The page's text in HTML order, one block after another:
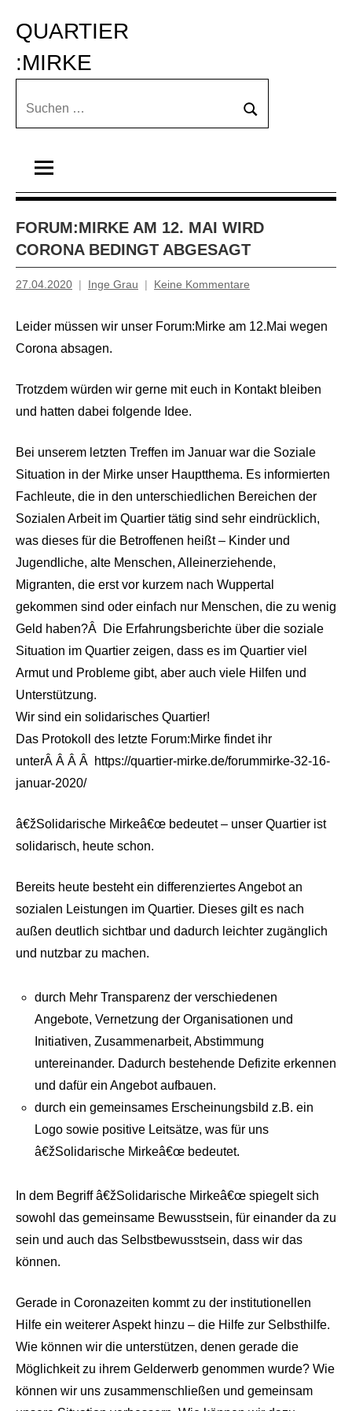
Inhalt
springen
QUARTIER
:MIRKE
Suchen
Suchen
FORUM:MIRKE AM 12. MAI WIRD
CORONA BEDINGT ABGESAGT
27.04.2020 Inge Grau Keine Kommentare
Leider müssen wir unser Forum:Mirke am 12.Mai wegen
Corona absagen.
Trotzdem würden wir gerne mit euch in Kontakt bleiben
und hatten dabei folgende Idee.
Bei unserem letzten Treffen im Januar war die Soziale
Situation in der Mirke unser Hauptthema. Es informierten
Fachleute, die in den unterschiedlichen Bereichen der
Sozialen Arbeit im Quartier tätig sind sehr eindrücklich,
was dieses für die Betroffenen heißt – Kinder und
Jugendliche, alte Menschen, Alleinerziehende,
Migranten, die erst vor kurzem nach Wuppertal
gekommen sind oder einfach nur Menschen, die zu wenig
Geld haben?Â Die Erfahrungsberichte über die soziale
Situation im Quartier zeigen, dass es im Quartier viel
Armut und Probleme gibt, aber auch viele Hilfen und
Unterstützung.
Wir sind ein solidarisches Quartier!
Das Protokoll des letzte Forum:Mirke findet ihr
unterÂ Â Â Â https://quartier-mirke.de/forummirke-32-16-
januar-2020/
â€žSolidarische Mirkeâ€œ bedeutet – unser Quartier ist
solidarisch, heute schon.
Bereits heute besteht ein differenziertes Angebot an
sozialen Leistungen im Quartier. Dieses gilt es nach
außen deutlich sichtbar und dadurch leichter zugänglich
und nutzbar zu machen.
durch Mehr Transparenz der verschiedenen
Angebote, Vernetzung der Organisationen und
Initiativen, Zusammenarbeit, Abstimmung
untereinander. Dadurch bestehende Defizite erkennen
und dafür ein Angebot aufbauen.
durch ein gemeinsames Erscheinungsbild z.B. ein
Logo sowie positive Leitsätze, was für uns
â€žSolidarische Mirkeâ€œ bedeutet.
In dem Begriff â€žSolidarische Mirkeâ€œ spiegelt sich
sowohl das gemeinsame Bewusstsein, für einander da zu
sein und auch das Selbstbewusstsein, dass wir das
können.
Gerade in Coronazeiten kommt zu der institutionellen
Hilfe ein weiterer Aspekt hinzu – die Hilfe zur Selbsthilfe.
Wie können wir die unterstützen, denen gerade die
Möglichkeit zu ihrem Gelderwerb genommen wurde? Wie
können wir uns zusammenschließen und gemeinsam